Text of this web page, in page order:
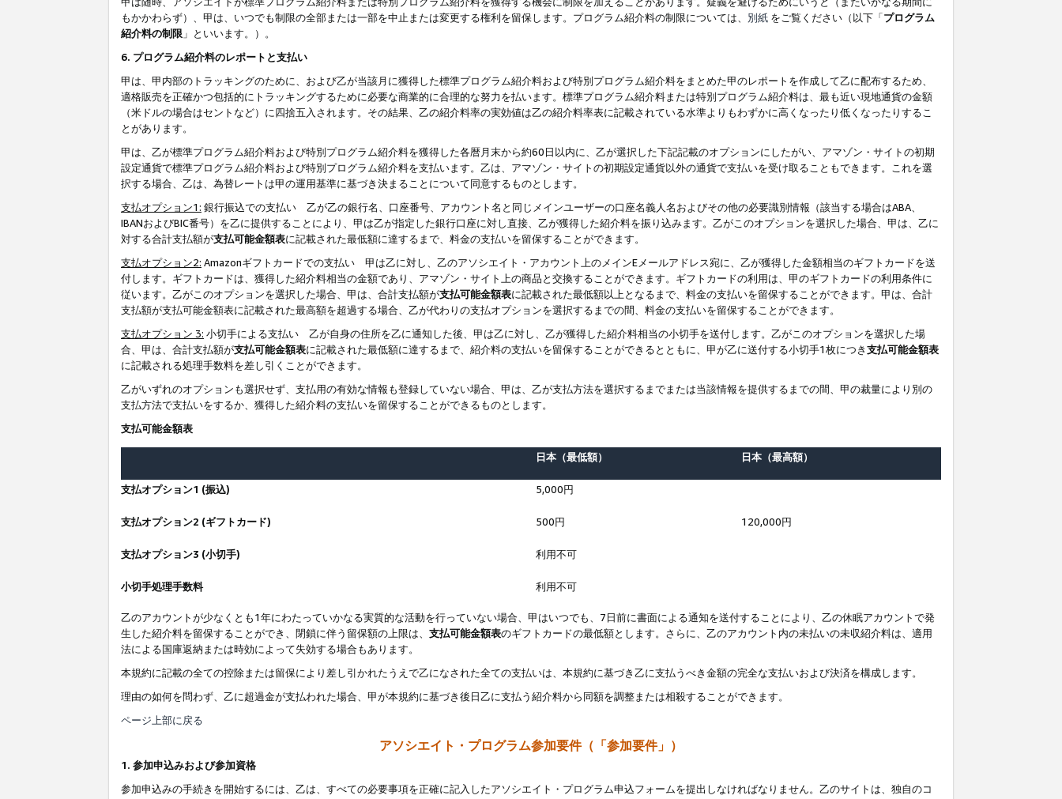
もかかわらず）、甲は、いつでも制限の全部または一部を中止または変更する権利を留保します。プログラム紹介料の制限については、 別紙 をご覧ください（以下「プログラム
紹介料の制限 」といいます。）。
6. プログラム紹介料のレポートと支払い
甲は、甲内部のトラッキングのために、および乙が当該月に獲得した標準プログラム紹介料および特別プログラム紹介料をまとめた甲のレポートを作成して乙に配布するため、
適格販売を正確かつ包括的にトラッキングするために必要な商業的に合理的な努力を払います。標準プログラム紹介料または特別プログラム紹介料は、最も近い現地通貨の金額
（米ドルの場合はセントなど）に四捨五入されます。その結果、乙の紹介料率の実効値は乙の紹介料率表に記載されている水準よりもわずかに高くなったり低くなったりするこ
とがあります。
甲は、乙が標準プログラム紹介料および特別プログラム紹介料を獲得した各暦月末から約60日以内に、乙が選択した下記記載のオプションにしたがい、アマゾン・サイトの初期
設定通貨で標準プログラム紹介料および特別プログラム紹介料を支払います。乙は、アマゾン・サイトの初期設定通貨以外の通貨で支払いを受け取ることもできます。これを選
択する場合、乙は、為替レートは甲の運用基準に基づき決まることについて同意するものとします。
支払オプション1: 銀行振込での支払い 乙が乙の銀行名、口座番号、アカウント名と同じメインユーザーの口座名義人名およびその他の必要識別情報（該当する場合はABA、
IBANおよびBIC番号）を乙に提供することにより、甲は乙が指定した銀行口座に対し直接、乙が獲得した紹介料を振り込みます。乙がこのオプションを選択した場合、甲は、乙に
対する合計支払額が支払可能金額表に記載された最低額に達するまで、料金の支払いを留保することができます。
支払オプション2: Amazonギフトカードでの支払い 甲は乙に対し、乙のアソシエイト・アカウント上のメインEメールアドレス宛に、乙が獲得した金額相当のギフトカードを送
付します。ギフトカードは、獲得した紹介料相当の金額であり、アマゾン・サイト上の商品と交換することができます。ギフトカードの利用は、甲のギフトカードの利用条件に
従います。乙がこのオプションを選択した場合、甲は、合計支払額が支払可能金額表に記載された最低額以上となるまで、料金の支払いを留保することができます。甲は、合計
支払額が支払可能金額表に記載された最高額を超過する場合、乙が代わりの支払オプションを選択するまでの間、料金の支払いを留保することができます。
支払オプション 3: 小切手による支払い 乙が自身の住所を乙に通知した後、甲は乙に対し、乙が獲得した紹介料相当の小切手を送付します。乙がこのオプションを選択した場
合、甲は、合計支払額が支払可能金額表に記載された最低額に達するまで、紹介料の支払いを留保することができるとともに、甲が乙に送付する小切手1枚につき支払可能金額表
に記載される処理手数料を差し引くことができます。
乙がいずれのオプションも選択せず、支払用の有効な情報も登録していない場合、甲は、乙が支払方法を選択するまでまたは当該情報を提供するまでの間、甲の裁量により別の
支払方法で支払いをするか、獲得した紹介料の支払いを留保することができるものとします。
支払可能金額表
日本（最低額） 日本（最高額）
支払オプション1 (振込) 5,000円
支払オプション2 (ギフトカード) 500円 120,000円
支払オプション3 (小切手) 利用不可
小切手処理手数料 利用不可
乙のアカウントが少なくとも1年にわたっていかなる実質的な活動を行っていない場合、甲はいつでも、7日前に書面による通知を送付することにより、乙の休眠アカウントで発
生した紹介料を留保することができ、閉鎖に伴う留保額の上限は、 支払可能金額表のギフトカードの最低額とします。さらに、乙のアカウント内の未払いの未収紹介料は、適用
法による国庫返納または時効によって失効する場合もあります。
本規約に記載の全ての控除または留保により差し引かれたうえで乙になされた全ての支払いは、本規約に基づき乙に支払うべき金額の完全な支払いおよび決済を構成します。
理由の如何を問わず、乙に超過金が支払われた場合、甲が本規約に基づき後日乙に支払う紹介料から同額を調整または相殺することができます。
ページ上部に戻る
アソシエイト・プログラム参加要件（「参加要件」）
1. 参加申込みおよび参加資格
参加申込みの手続きを開始するには、乙は、すべての必要事項を正確に記入したアソシエイト・プログラム申込フォームを提出しなければなりません。乙のサイトは、独自のコ